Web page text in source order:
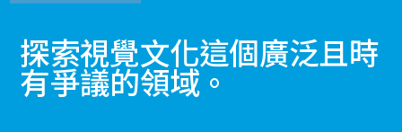
探索視覺文化這個廣泛且時
有爭議的領域。